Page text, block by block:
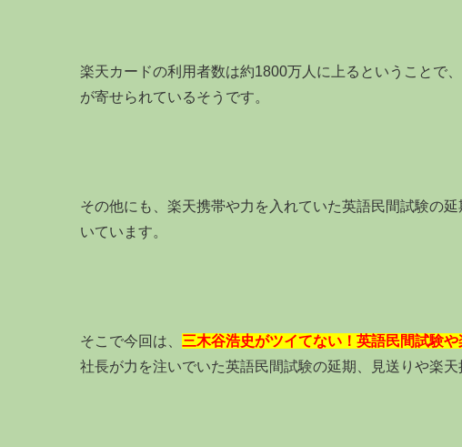
楽天カードの利用者数は約1800万人に上るということで
が寄せられているそうです。
その他にも、楽天携帯や力を入れていた英語民間試験の
いています。
そこで今回は、 三木谷浩史がツイてない！英語民間試験
社長が力を注いでいた英語民間試験の延期、見送りや楽